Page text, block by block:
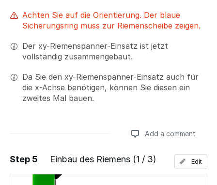
Achten Sie auf die Orientierung. Der blaue
Sicherungsring muss zur Riemenscheibe zeigen.
Der xy-Riemenspanner-Einsatz ist jetzt
vollständig zusammengebaut.
Da Sie den xy-Riemenspanner-Einsatz auch für
die x-Achse benötigen, können Sie diesen ein
zweites Mal bauen.
Add a comment
Add a comment
Step 5 Einbau des Riemens (1 / 3) Edit